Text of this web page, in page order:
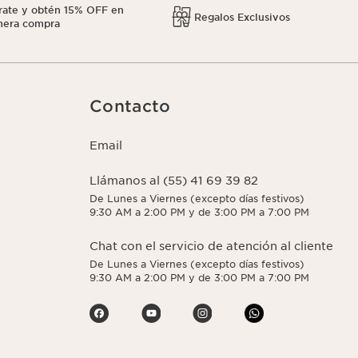
y obtén 15% OFF en
compra
Regalos Exclusivos
Contacto
Email
Llámanos al (55) 41 69 39 82
De Lunes a Viernes (excepto días festivos)
9:30 AM a 2:00 PM y de 3:00 PM a 7:00 PM
Chat con el servicio de atención al cliente
De Lunes a Viernes (excepto días festivos)
9:30 AM a 2:00 PM y de 3:00 PM a 7:00 PM